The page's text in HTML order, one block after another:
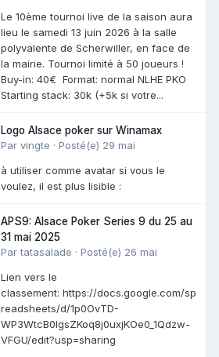
Le 10ème tournoi live de la saison aura
lieu le samedi 13 juin 2026 à la salle
polyvalente de Scherwiller, en face de
la mairie. Tournoi limité à 50 joueurs !
Buy-in: 40€ Format: normal NLHE PKO
Starting stack: 30k (+5k si votre...
Logo Alsace poker sur Winamax
Par vingte · Posté(e) 29 mai
à utiliser comme avatar si vous le
voulez, il est plus lisible :
APS9: Alsace Poker Series 9 du 25 au
31 mai 2025
Partatasalade · Posté(e) 26 mai
Lien vers le
classement: https://docs.google.com/sp
readsheets/d/1p0OvTD-
WP3WtcB0lgsZKoq8j0uxjKOe0_1Qdzw-
VFGU/edit?usp=sharing